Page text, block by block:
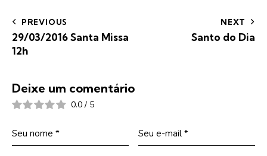
PREVIOUS
29/03/2016 Santa Missa
12h
NEXT
Santo do Dia
Deixe um comentário
0.0 / 5